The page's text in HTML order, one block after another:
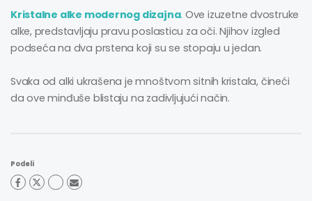
Kristalne alke modernog dizajna. Ove izuzetne dvostruke
alke, predstavljaju pravu poslasticu za oči. Njihov izgled
podseća na dva prstena koji su se stopaju u jedan.
Svaka od alki ukrašena je mnoštvom sitnih kristala, čineći
da ove minđuše blistaju na zadivljujući način.
Podeli